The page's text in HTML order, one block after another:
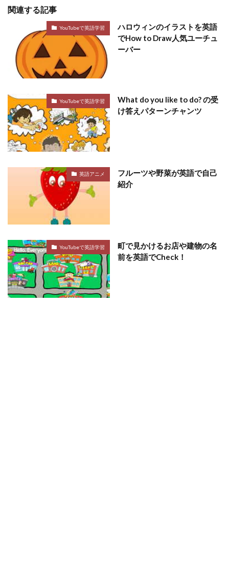
関連する記事
YouTubeで英語学習
ハロウィンのイラストを英語
でHow to Draw人気ユーチュ
ーバー
YouTubeで英語学習
What do you like to do? の受
け答えパターンチャンツ
英語アニメ
フルーツや野菜が英語で自己
紹介
YouTubeで英語学習
町で見かけるお店や建物の名
前を英語でCheck！